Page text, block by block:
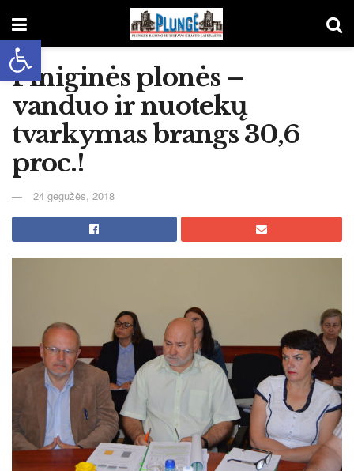
Open toolbar
Piniginės plonės –
vanduo ir nuotekų
tvarkymas brangs 30,6
proc.!
24 gegužės, 2018